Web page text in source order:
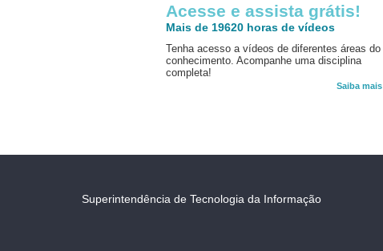
Acesse e assista grátis!
Mais de 19620 horas de vídeos
Tenha acesso a vídeos de diferentes áreas do
conhecimento. Acompanhe uma disciplina
completa!
Saiba mais
Superintendência de Tecnologia da Informação